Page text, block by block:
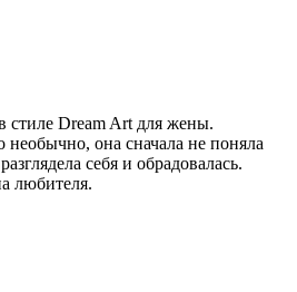
стиле Dream Art для жены.
она сначала не поняла
себя и обрадовалась.
любителя.